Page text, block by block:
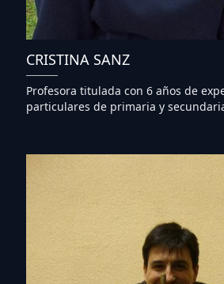
CRISTINA SANZ
Profesora titulada con 6 años de
particulares de primaria y